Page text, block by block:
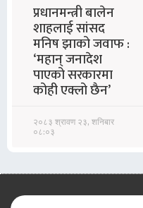
प्रधानमन्त्री बालेन
शाहलाई सांसद
मनिष झाको जवाफ :
‘महान् जनादेश
पाएको सरकारमा
कोही एक्लो छैन’
२०८३ श्रावण २३, शनिबार
०८:०३